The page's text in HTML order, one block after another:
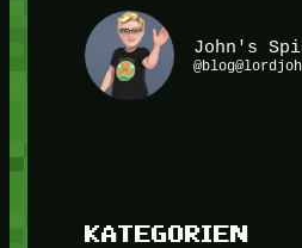
John's
KATEGORIEN